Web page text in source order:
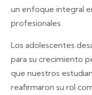
un enfoque integral
profesionales.
Los adolescentes
para su crecimiento
que nuestros
reafirmaron su rol